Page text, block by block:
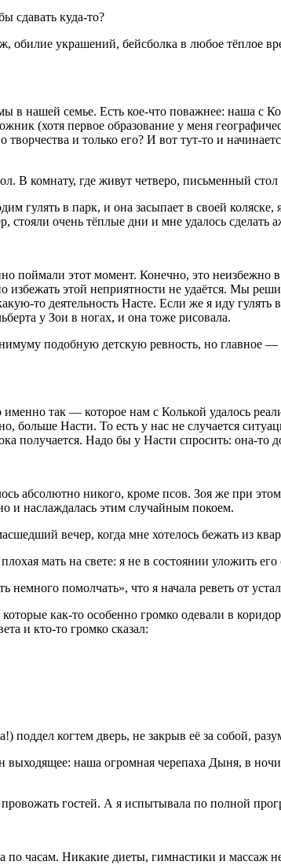
сдавать куда-то?
обилие украшений, бейсболка в любое тёплое
в нашей семье. Есть кое-что поважнее: наша с
(хотя первое образование у меня
и только его? И вот тут-то и
В комнату, где живут четверо, письменный
гулять в парк, и она засыпает в своей
очень тёплые дни и мне удалось
поймали этот момент. Конечно, это
этой неприятности не удаётся. Мы
то деятельность Насте. Если же я иду
у Зои в ногах, и она тоже рисовала.
подобную детскую ревность, но главное
так — которое нам с Колькой удалось
больше Насти. То есть у нас не случается
получается. Надо бы у Насти спросить: она-то
абсолютно никого, кроме псов. Зоя же при
и наслаждалась этим случайным покоем.
вечер, когда мне хотелось бежать из
мать на свете: я не в состоянии уложить его
немного помолчать», что я начала реветь от
как-то особенно громко одевали в
и кто-то громко сказал:
когтем дверь, не закрыв её за собой,
выходящее: наша огромная черепаха Дыня, в
гостей. А я испытывала по полной
по часам. Никакие диеты, гимнастики и массаж